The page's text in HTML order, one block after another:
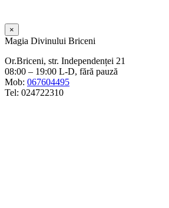
×
Magia Divinului Briceni
Or.Briceni, str. Independenței 21
08:00 – 19:00 L-D, fără pauză
Mob: 067604495
Tel: 024722310